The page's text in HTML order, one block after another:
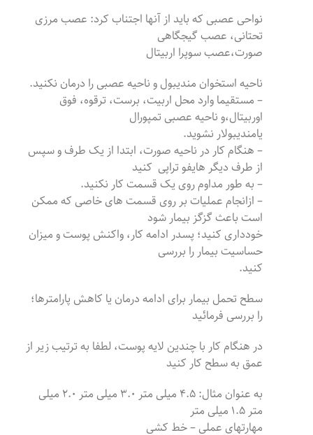
نواحی عصبی که باید از آنها اجتناب کرد: عصب مرزی
تحتانی، عصب گیجگاهی
صورت،عصب سوپرا اربیتال
ناحیه استخوان مندیبول و ناحیه عصبی را درمان نکنید.
– مستقیما وارد محل اربیت، برست، ترقوه، فوق
اوربیتال،و ناحیه عصبی تمپورال
یامندیبولار نشوید.
– هنگام کار در ناحیه صورت، ابتدا از یک طرف و سپس
از طرف دیگر هایفو تراپی کنید
– به طور مداوم روی یک قسمت کار نکنید.
– ازانجام عملیات بر روی قسمت های خاصی که ممکن
است باعث گزگز بیمار شود
خودداری کنید؛ پسدر ادامه کار، واکنش پوست و میزان
حساسیت بیمار را بررسی
کنید.
سطح تحمل بیمار برای ادامه درمان یا کاهش پارامترها؛
را بررسی فرمائید
در هنگام کار با چندین لایه پوست، لطفا به ترتیب زیر از
عمق به سطح کار کنید
به عنوان مثال: ۴.۵ میلی متر ۳.۰ میلی متر ۲.۰ میلی
متر ۱.۵ میلی متر
مهارتهای عملی – خط کشی